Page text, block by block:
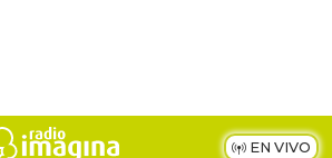
EN VIVO